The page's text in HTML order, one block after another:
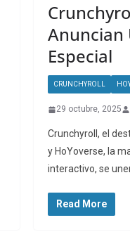
Anuncian
Especial
CRUNCHYROLL
29 octubre, 2025
Crunchyroll, el
y HoYoverse, la
interactivo, se
Read More